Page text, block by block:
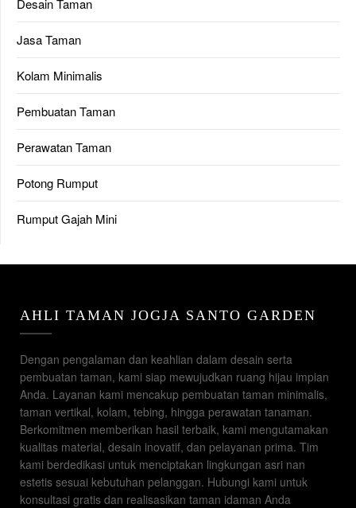
Desain Taman
Jasa Taman
Kolam Minimalis
Pembuatan Taman
Perawatan Taman
Potong Rumput
Rumput Gajah Mini
AHLI TAMAN JOGJA SANTO GARDEN
Dengan pengalaman dan keahlian dalam desain serta
pembuatan taman, kami siap mewujudkan ruang hijau impian
Anda. Layanan kami mencakup pembuatan taman minimalis,
taman vertikal, kolam, tebing, hingga perawatan tanaman.
Berkomitmen memberikan hasil terbaik, kami mengutamakan
kualitas material, desain inovatif, dan pelayanan prima. Tim
kami berdedikasi untuk menciptakan lingkungan asri nan
estetis sesuai kebutuhan pelanggan. Hubungi kami untuk
konsultasi gratis dan realisasikan taman idaman Anda